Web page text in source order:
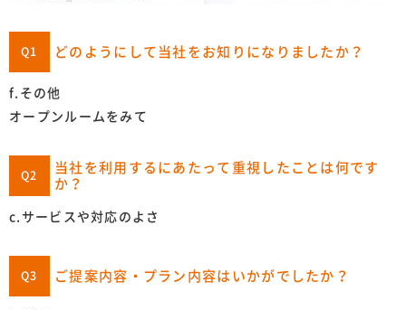
Q1 どのようにして当社をお知りになりましたか？
f.その他
オープンルームをみて
Q2
当社を利用するにあたって重視したことは何です
か？
c.サービスや対応のよさ
Q3 ご提案内容・プラン内容はいかがでしたか？